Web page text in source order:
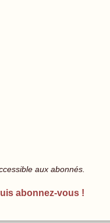
aux abonnés.
abonnez-vous !